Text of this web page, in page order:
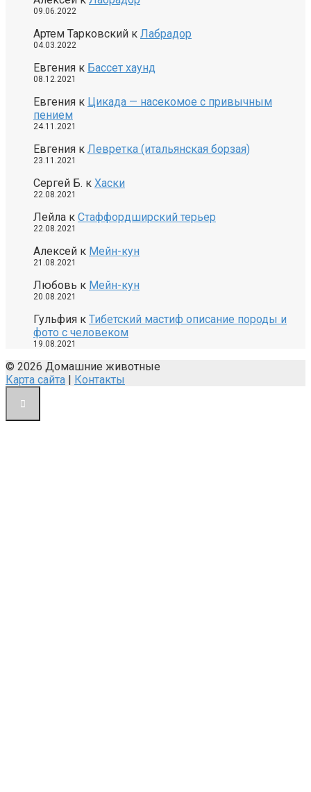
09.06.2022
Артем Тарковский к Лабрадор
04.03.2022
Евгения к Бассет хаунд
08.12.2021
Евгения к Цикада — насекомое с привычным
пением
24.11.2021
Евгения к Левретка (итальянская борзая)
23.11.2021
Сергей Б. к Хаски
22.08.2021
Лейла к Стаффордширский терьер
22.08.2021
Алексей к Мейн-кун
21.08.2021
Любовь к Мейн-кун
20.08.2021
Гульфия к Тибетский мастиф описание породы и
фото с человеком
19.08.2021
© 2026 Домашние животные
Карта сайта | Контакты